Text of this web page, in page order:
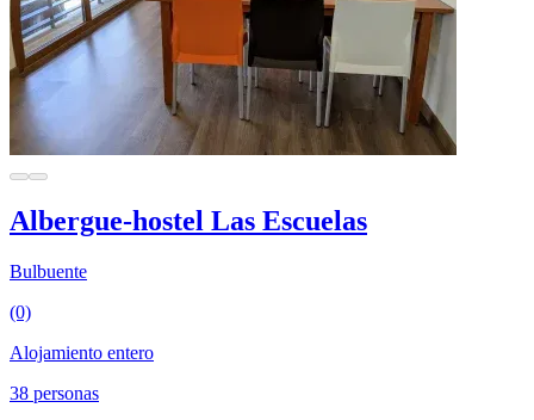
Albergue-hostel Las Escuelas
Bulbuente
(0)
Alojamiento entero
38 personas